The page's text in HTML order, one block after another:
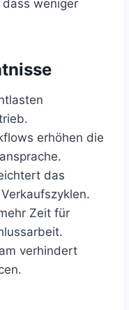
weniger
erhöhen die
das
Zeit für
verhindert